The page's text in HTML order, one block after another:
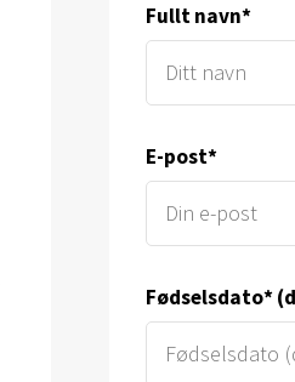
Fullt navn*
E-post*
Fødselsdato*